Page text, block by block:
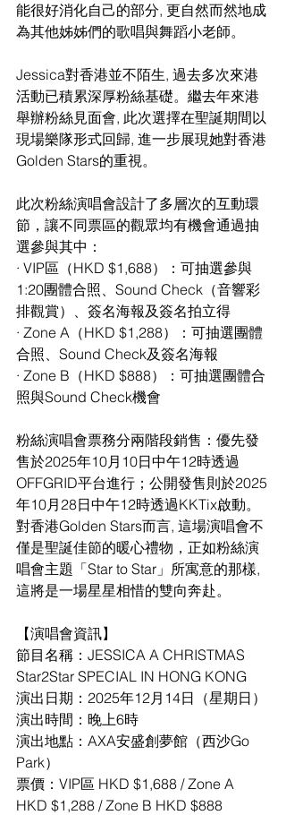
能很好消化自己的部分, 更自然而然地成
為其他姊姊們的歌唱與舞蹈小老師。
Jessica對香港並不陌生, 過去多次來港
活動已積累深厚粉絲基礎。繼去年來港
舉辦粉絲見面會, 此次選擇在聖誕期間以
現場樂隊形式回歸, 進一步展現她對香港
Golden Stars的重視。
此次粉絲演唱會設計了多層次的互動環
節，讓不同票區的觀眾均有機會通過抽
選參與其中：
· VIP區（HKD $1,688）：可抽選參與
1:20團體合照、Sound Check（音響彩
排觀賞）、簽名海報及簽名拍立得
· Zone A（HKD $1,288）：可抽選團體
合照、Sound Check及簽名海報
· Zone B（HKD $888）：可抽選團體合
照與Sound Check機會
粉絲演唱會票務分兩階段銷售：優先發
售於2025年10月10日中午12時透過
OFFGRID平台進行；公開發售則於2025
年10月28日中午12時透過KKTix啟動。
對香港Golden Stars而言, 這場演唱會不
僅是聖誕佳節的暖心禮物，正如粉絲演
唱會主題「Star to Star」所寓意的那樣,
這將是一場星星相惜的雙向奔赴。
【演唱會資訊】
節目名稱：JESSICA A CHRISTMAS
Star2Star SPECIAL IN HONG KONG
演出日期：2025年12月14日（星期日）
演出時間：晚上6時
演出地點：AXA安盛創夢館（西沙Go
Park）
票價：VIP區 HKD $1,688 / Zone A
HKD $1,288 / Zone B HKD $888